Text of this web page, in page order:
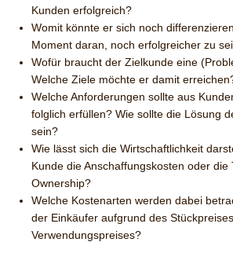
Kunden erfolgreich?
Womit könnte er sich noch
Moment daran, noch erfolgreicher zu
Wofür braucht der Zielkunde eine
Welche Ziele möchte er damit
Welche Anforderungen sollte aus
folglich erfüllen? Wie sollte die Lösung
sein?
Wie lässt sich die Wirtschaftlichkeit
Kunde die Anschaffungskosten oder die
Ownership?
Welche Kostenarten werden dabei
der Einkäufer aufgrund des
Verwendungspreises?